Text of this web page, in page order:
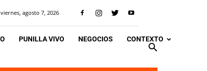
viernes, agosto 7, 2026
PUNILLA VIVO NEGOCIOS CONTEXTO